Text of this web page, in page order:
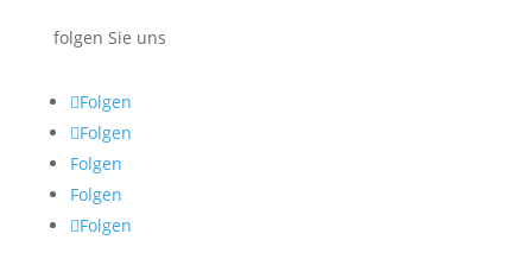
folgen Sie uns
Folgen
Folgen
Folgen
Folgen
Folgen